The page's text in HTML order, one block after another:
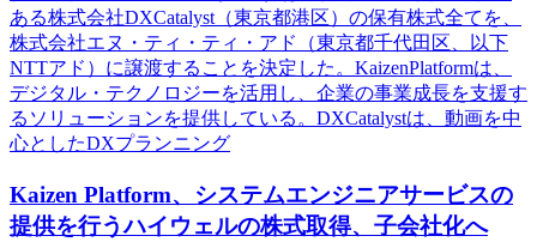
ある株式会社DXCatalyst（東京都港区）の保有株式全てを、
株式会社エヌ・ティ・ティ・アド（東京都千代田区、以下
NTTアド）に譲渡することを決定した。KaizenPlatformは、
デジタル・テクノロジーを活用し、企業の事業成長を支援す
るソリューションを提供している。DXCatalystは、動画を中
心としたDXプランニング
Kaizen Platform、システムエンジニアサービスの
提供を行うハイウェルの株式取得、子会社化へ